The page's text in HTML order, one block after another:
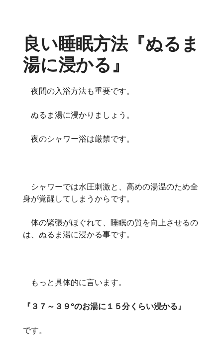
良い睡眠方法『ぬるま
湯に浸かる』
夜間の入浴方法も重要です。
ぬるま湯に浸かりましょう。
夜のシャワー浴は厳禁です。
シャワーでは水圧刺激と、高めの湯温のため全
身が覚醒してしまうからです。
体の緊張がほぐれて、睡眠の質を向上させるの
は、ぬるま湯に浸かる事です。
もっと具体的に言います。
『３７～３９°のお湯に１５分くらい浸かる』
です。